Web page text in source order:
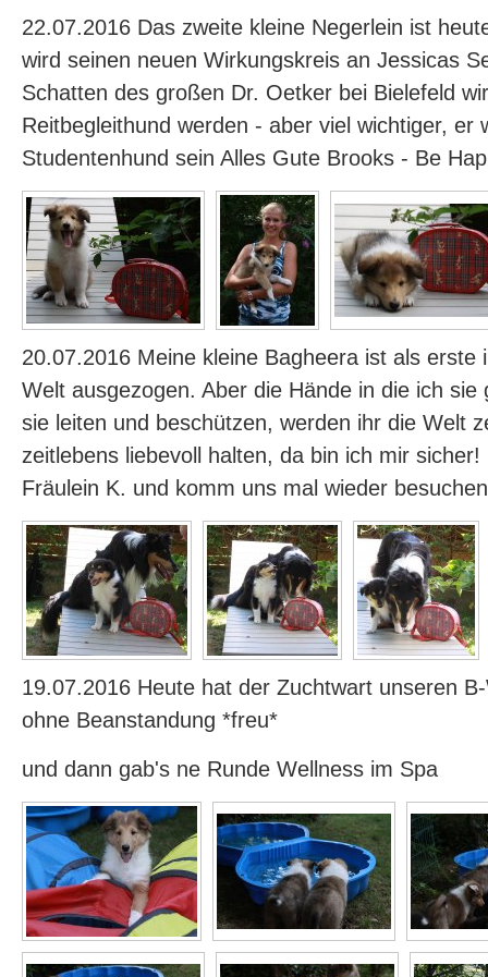
22.07.2016 Das zweite kleine Negerlein ist
wird seinen neuen Wirkungskreis an Jessicas
Schatten des großen Dr. Oetker bei Bielefeld
Reitbegleithund werden - aber viel wichtiger, er
Studentenhund sein Alles Gute Brooks - Be
20.07.2016 Meine kleine Bagheera ist als erste
Welt ausgezogen. Aber die Hände in die ich sie
sie leiten und beschützen, werden ihr die Welt
zeitlebens liebevoll halten, da bin ich mir
Fräulein K. und komm uns mal wieder
19.07.2016 Heute hat der Zuchtwart unseren
ohne Beanstandung *freu*
und dann gab's ne Runde Wellness im Spa